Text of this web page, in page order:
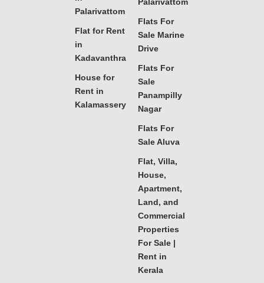
Palarivattom
Flat for Rent
in
Kadavanthra
House for
Rent in
Kalamassery
Flats For
Sale Marine
Drive
Flats For
Sale
Panampilly
Nagar
Flats For
Sale Aluva
Flat, Villa,
House,
Apartment,
Land, and
Commercial
Properties
For Sale |
Rent in
Kerala